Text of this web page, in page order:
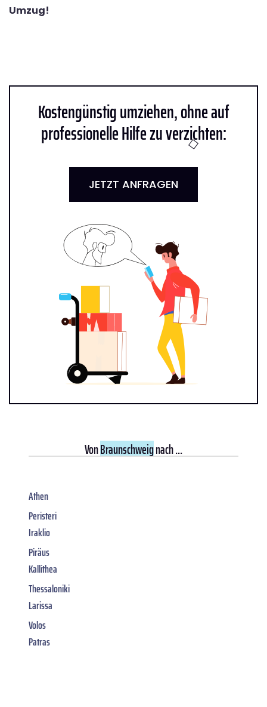
Umzug!
Kostengünstig umziehen, ohne auf
professionelle Hilfe zu verzichten:
JETZT ANFRAGEN
VonBraunschweignach ...
Athen
Peristeri
Iraklio
Piräus
Kallithea
Thessaloniki
Larissa
Volos
Patras